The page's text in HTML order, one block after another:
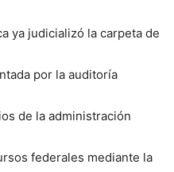
ya judicializó la carpeta de
por la auditoría
de la administración
federales mediante la